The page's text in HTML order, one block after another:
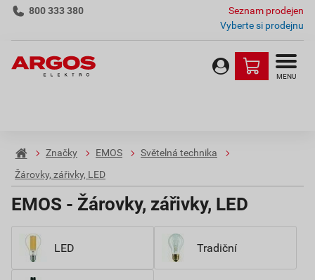
800 333 380
Seznam prodejen
Vyberte si prodejnu
MENU
Značky EMOS
Světelná technika
Žárovky, zářivky, LED
EMOS - Žárovky, zářivky, LED
LED Tradiční